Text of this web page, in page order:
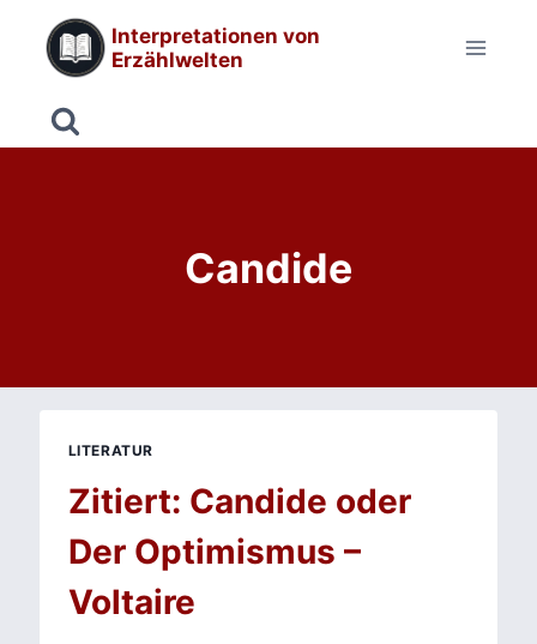
Inhalt
springen
Interpretationen von
Erzählwelten
Candide
LITERATUR
Zitiert: Candide oder
Der Optimismus –
Voltaire